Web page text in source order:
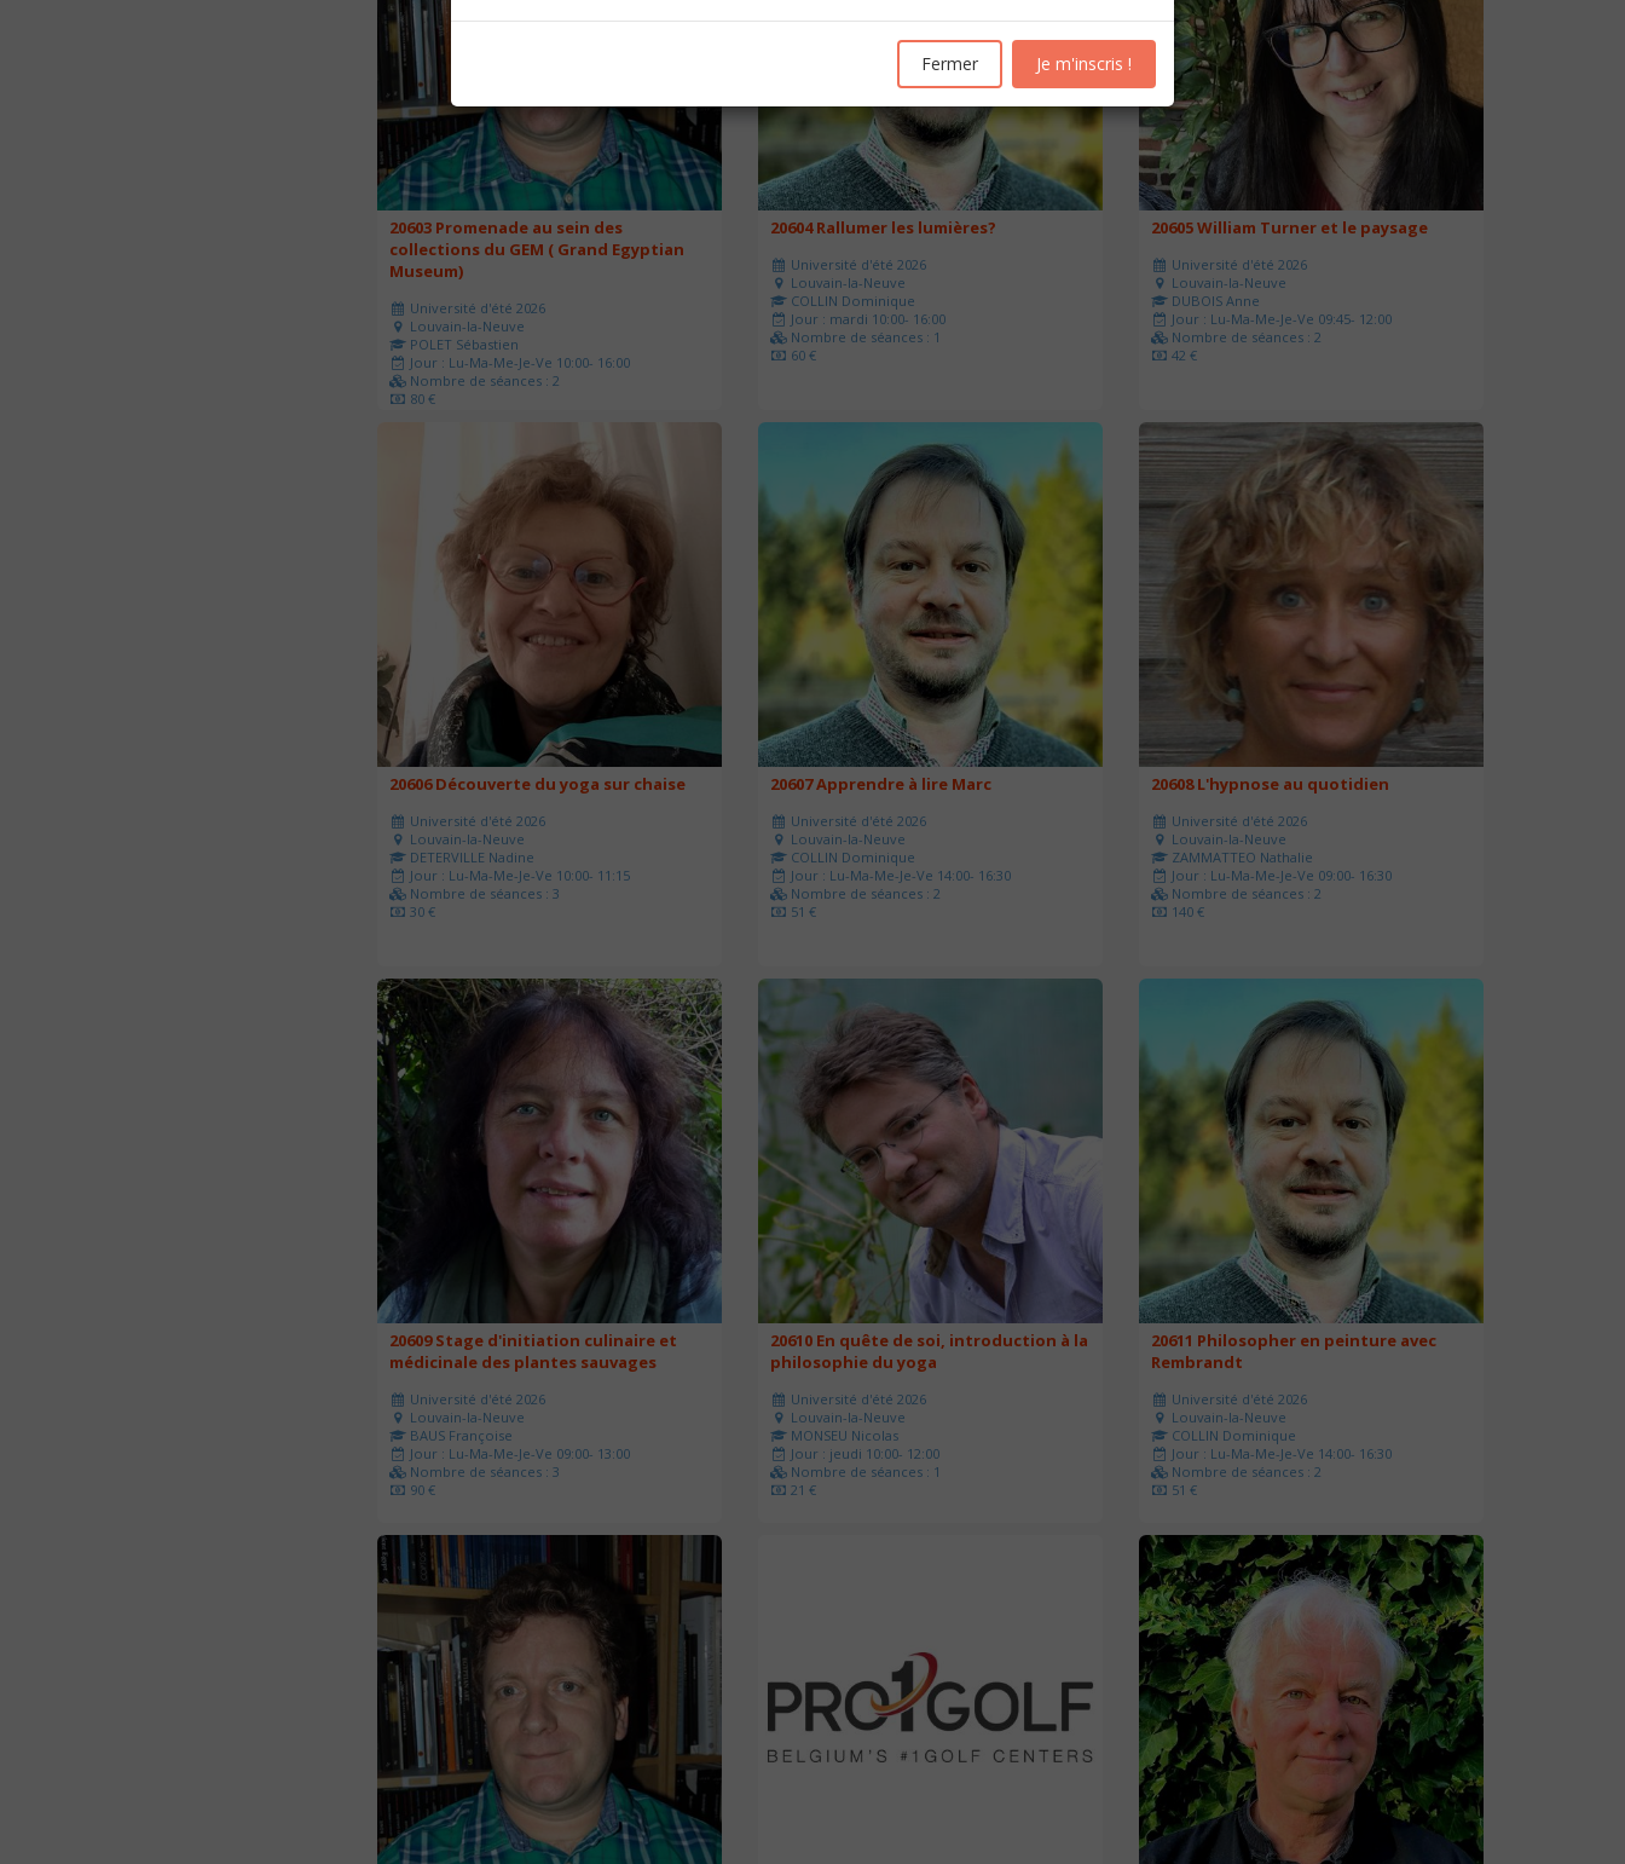
20603 Promenade au sein des
collections du GEM ( Grand Egyptian
Museum)
Université d'été 2026
Louvain-la-Neuve
POLET Sébastien
Jour : Lu-Ma-Me-Je-Ve 10:00- 16:00
Nombre de séances : 2
80 €
20604 Rallumer les lumières?
Université d'été 2026
Louvain-la-Neuve
COLLIN Dominique
Jour : mardi 10:00- 16:00
Nombre de séances : 1
60 €
20605 William Turner et le paysage
Université d'été 2026
Louvain-la-Neuve
DUBOIS Anne
Jour : Lu-Ma-Me-Je-Ve 09:45- 12:00
Nombre de séances : 2
42 €
20606 Découverte du yoga sur chaise
Université d'été 2026
Louvain-la-Neuve
DETERVILLE Nadine
Jour : Lu-Ma-Me-Je-Ve 10:00- 11:15
Nombre de séances : 3
30 €
20607 Apprendre à lire Marc
Université d'été 2026
Louvain-la-Neuve
COLLIN Dominique
Jour : Lu-Ma-Me-Je-Ve 14:00- 16:30
Nombre de séances : 2
51 €
20608 L'hypnose au quotidien
Université d'été 2026
Louvain-la-Neuve
ZAMMATTEO Nathalie
Jour : Lu-Ma-Me-Je-Ve 09:00- 16:30
Nombre de séances : 2
140 €
20609 Stage d'initiation culinaire et
médicinale des plantes sauvages
Université d'été 2026
Louvain-la-Neuve
BAUS Françoise
Jour : Lu-Ma-Me-Je-Ve 09:00- 13:00
Nombre de séances : 3
90 €
20610 En quête de soi, introduction à la
philosophie du yoga
Université d'été 2026
Louvain-la-Neuve
MONSEU Nicolas
Jour : jeudi 10:00- 12:00
Nombre de séances : 1
21 €
20611 Philosopher en peinture avec
Rembrandt
Université d'été 2026
Louvain-la-Neuve
COLLIN Dominique
Jour : Lu-Ma-Me-Je-Ve 14:00- 16:30
Nombre de séances : 2
51 €
Fermer Je m'inscris !